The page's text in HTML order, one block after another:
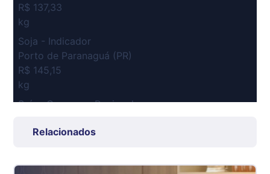
R$ 137,33
kg
Soja - Indicador
Porto de Paranaguá (PR)
R$ 145,15
kg
Suíno Carcaça - Regional
R$ 7,53
Suíno - Estadual
Relacionados